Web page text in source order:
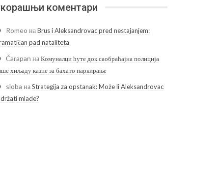
коментари
Romeo наBrus i Aleksandrovac pred nestajanjem:
pad nataliteta
Čarapan наКомуналци ћуте док саобраћајна полиција
хиљаду казне за бахато паркирање
sloba наStrategija za opstanak: Može li Aleksandrovac
mlade?